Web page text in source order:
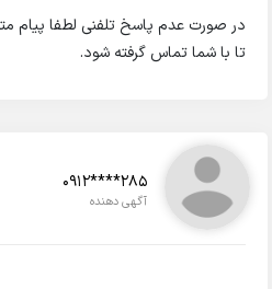
در صورت عدم پاسخ تلفنی لطفا پیام
تا با شما تماس گرفته شود.
0912****285
آگهی دهنده